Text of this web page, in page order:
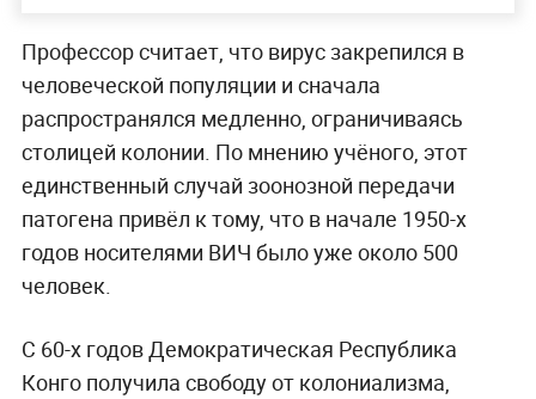
Профессор считает, что вирус закрепился в
человеческой популяции и сначала
распространялся медленно, ограничиваясь
столицей колонии. По мнению учёного, этот
единственный случай зоонозной передачи
патогена привёл к тому, что в начале 1950-х
годов носителями ВИЧ было уже около 500
человек.
С 60-х годов Демократическая Республика
Конго получила свободу от колониализма,